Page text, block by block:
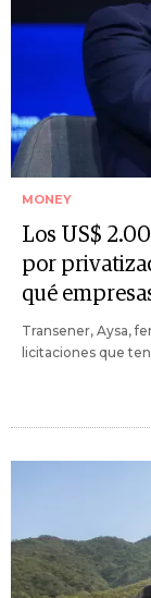
MONEY
Los US$
por
qué
Transener, Aysa,
licitaciones que